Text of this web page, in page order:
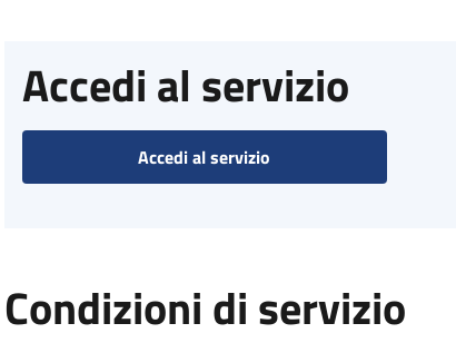
Accedi al servizio
Accedi al servizio
Condizioni di servizio